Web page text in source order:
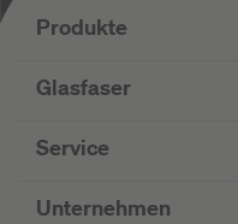
Produkte
Glasfaser
Service
Unternehmen